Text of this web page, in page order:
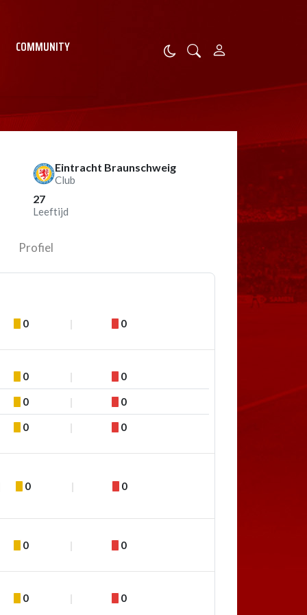
COMMUNITY
Eintracht Braunschweig
Club
27
Leeftijd
Profiel
0 0
0 0
0 0
0 0
0 0
0 0
0 0